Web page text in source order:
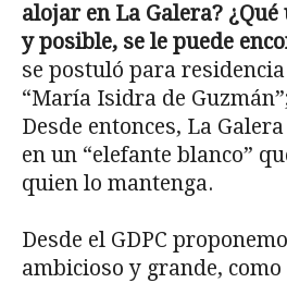
alojar en La Galera?
y posible, se le puede
se postuló para
“María Isidra de
Desde entonces, La
en un “elefante blanco”
quien lo mantenga.
Desde el GDPC
ambicioso y grande, como